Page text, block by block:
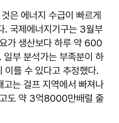
은 에너지 수급이 빠르게
. 국제에너지기구는 3월부
가 생산보다 하루 약 600
부 분석가는 부족분이 하
를 수 있다고 추정했다.
는 걸프 지역에서 빠져나
도 약 3억8000만배럴 줄